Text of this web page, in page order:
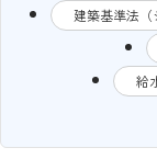
建築基準法（
給